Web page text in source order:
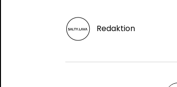
Redaktion